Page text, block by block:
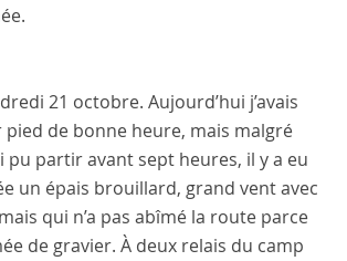
21 octobre. Aujourd’hui j’avais
pied de bonne heure, mais malgré
pu partir avant sept heures, il y a eu
un épais brouillard, grand vent avec
qui n’a pas abîmé la route parce
de gravier. À deux relais du camp